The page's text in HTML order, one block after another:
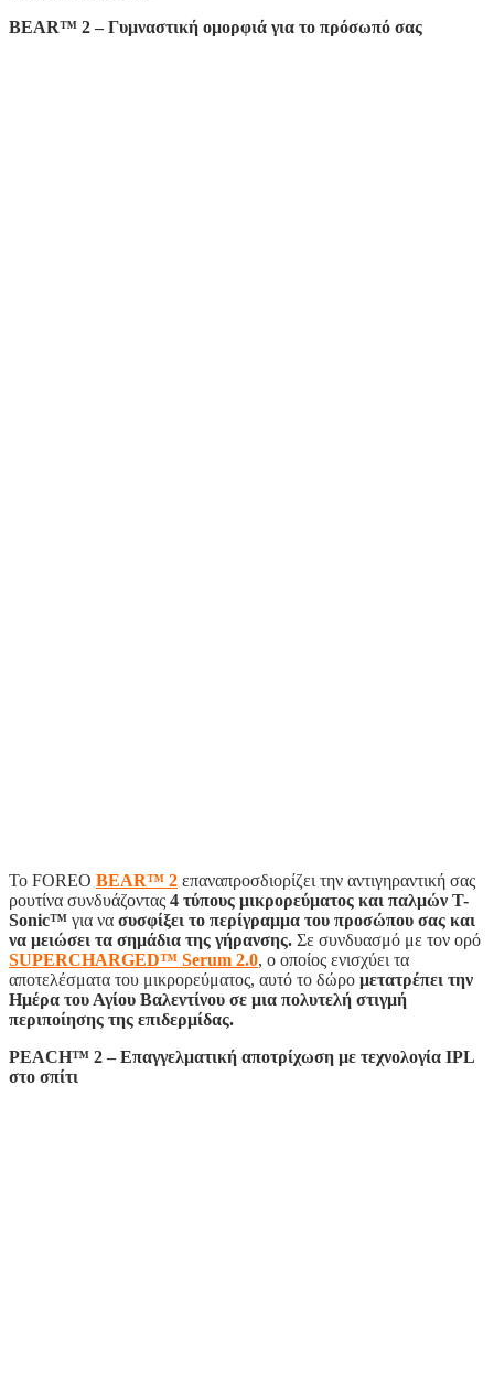
BEAR™ 2 – Γυμναστική ομορφιά για το πρόσωπό σας
Το FOREO BEAR™ 2 επαναπροσδιορίζει την αντιγηραντική σας
ρουτίνα συνδυάζοντας 4 τύπους μικρορεύματος και παλμών T-
Sonic™ για να συσφίξει το περίγραμμα του προσώπου σας και
να μειώσει τα σημάδια της γήρανσης. Σε συνδυασμό με τον ορό
SUPERCHARGED™ Serum 2.0, ο οποίος ενισχύει τα
αποτελέσματα του μικρορεύματος, αυτό το δώρο μετατρέπει την
Ημέρα του Αγίου Βαλεντίνου σε μια πολυτελή στιγμή
περιποίησης της επιδερμίδας.
PEACH™ 2 – Επαγγελματική αποτρίχωση με τεχνολογία IPL
στο σπίτι